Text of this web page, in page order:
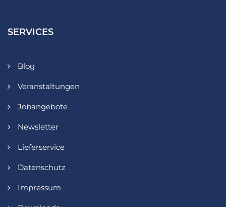
SERVICES
Blog
Veranstaltungen
Jobangebote
Newsletter
Lieferservice
Datenschutz
Impressum